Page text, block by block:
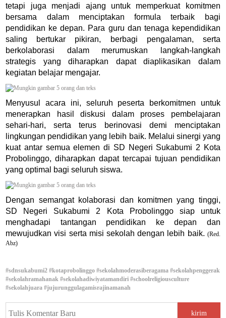
tetapi juga menjadi ajang untuk memperkuat komitmen
bersama dalam menciptakan formula terbaik bagi
pendidikan ke depan. Para guru dan tenaga kependidikan
saling bertukar pikiran, berbagi pengalaman, serta
berkolaborasi dalam merumuskan langkah-langkah
strategis yang diharapkan dapat diaplikasikan dalam
kegiatan belajar mengajar.
Menyusul acara ini, seluruh peserta berkomitmen untuk
menerapkan hasil diskusi dalam proses pembelajaran
sehari-hari, serta terus berinovasi demi menciptakan
lingkungan pendidikan yang lebih baik. Melalui sinergi yang
kuat antar semua elemen di SD Negeri Sukabumi 2 Kota
Probolinggo, diharapkan dapat tercapai tujuan pendidikan
yang optimal bagi seluruh siswa.
Dengan semangat kolaborasi dan komitmen yang tinggi,
SD Negeri Sukabumi 2 Kota Probolinggo siap untuk
menghadapi tantangan pendidikan ke depan dan
mewujudkan visi serta misi sekolah dengan lebih baik. (Red.
Abz)
#sdnsukabumi2 #kotaprobolinggo #sekolahmoderasiberagama #sekolahpenggerak
#sekolahramahanak #sekolahadiwiyatamandiri #schoolreligiousculture
#sekolahjuara #jujurunggulagamisrajinamanah
kirim